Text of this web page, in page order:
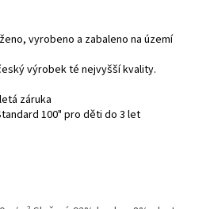
vyrobeno a zabaleno na území
výrobek té nejvyšší kvality.
záruka
100" pro děti do 3 let